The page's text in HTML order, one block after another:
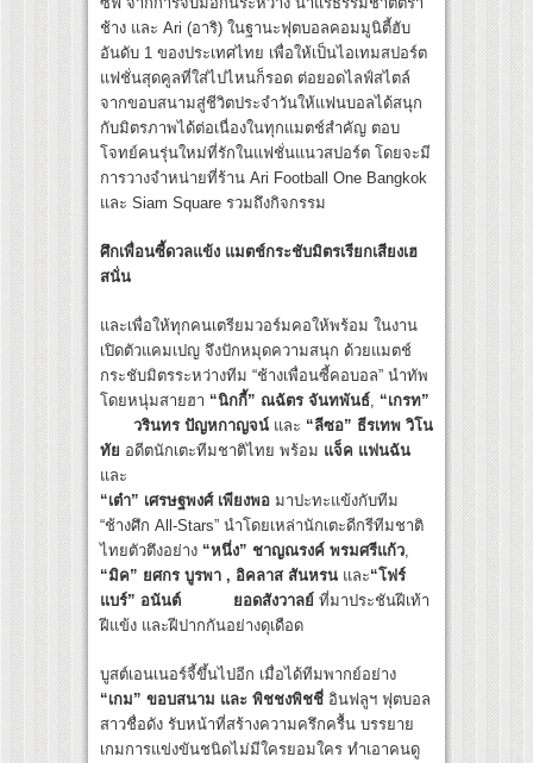
ช้าง และ Ari (อาริ) ในฐานะฟุตบอลคอมมูนิตี้ฮับ
อันดับ 1 ของประเทศไทย เพื่อให้เป็นไอเทมสปอร์ต
แฟชั่นสุดคูลที่ใส่ไปไหนก็รอด ต่อยอดไลฟ์สไตล์
จากขอบสนามสู่ชีวิตประจำวันให้แฟนบอลได้สนุก
กับมิตรภาพได้ต่อเนื่องในทุกแมตช์สำคัญ ตอบ
โจทย์คนรุ่นใหม่ที่รักในแฟชั่นแนวสปอร์ต โดยจะมี
การวางจำหน่ายที่ร้าน Ari Football One Bangkok
และ Siam Square รวมถึงกิจกรรม
ศึกเพื่อนซี้ดวลแข้ง แมตช์กระชับมิตรเรียกเสียงเฮ
สนั่น
และเพื่อให้ทุกคนเตรียมวอร์มคอให้พร้อม ในงาน
เปิดตัวแคมเปญ จึงปักหมุดความสนุก ด้วยแมตช์
กระชับมิตรระหว่างทีม “ช้างเพื่อนซี้คอบอล” นำทัพ
โดยหนุ่มสายฮา “นิกกี้” ณฉัตร จันทพันธ์ “เกรท”
วรินทร ปัญหกาญจน์ และ “ลีซอ” ธีรเทพ วิโน
ทัย อดีตนักเตะทีมชาติไทย พร้อม แจ็ค แฟนฉัน
และ
“เต๋า” เศรษฐพงศ์ เพียงพอ มาปะทะแข้งกับทีม
“ช้างศึก All-Stars” นำโดยเหล่านักเตะดีกรีทีมชาติ
ไทยตัวตึงอย่าง “หนึ่ง” ชาญณรงค์ พรมศรีแก้ว
“มิค” ยศกร บูรพา , อิคลาส สันหรน และ“โฟร์
แบร์” อนันต์ ยอดสังวาลย์ ที่มาประชันฝีเท้า
ฝีแข้ง และฝีปากกันอย่างดุเดือด
บูสต์เอนเนอร์จี้ขึ้นไปอีก เมื่อได้ทีมพากย์อย่าง
“เกม” ขอบสนาม และ พิชชงพิชชี่ อินฟลูฯ ฟุตบอล
สาวชื่อดัง รับหน้าที่สร้างความครึกครื้น บรรยาย
เกมการแข่งขันชนิดไม่มีใครยอมใคร ทำเอาคนดู